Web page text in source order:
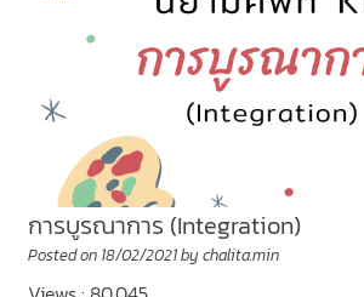
การบูรณาการ (Integration)
Posted on 18/02/2021by chalita.min